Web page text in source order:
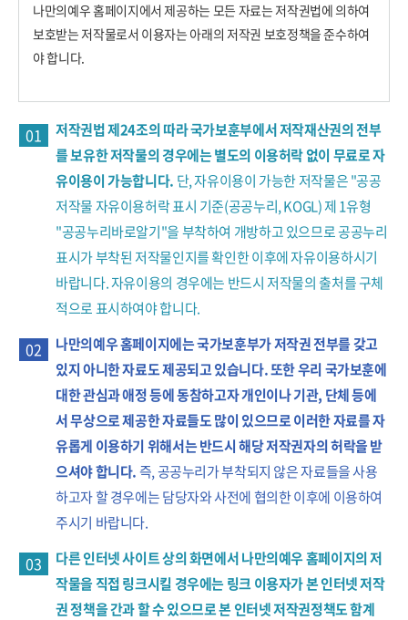
나만의예우 홈페이지에서 제공하는 모든 자료는 저작권법에 의하여
보호받는 저작물로서 이용자는 아래의 저작권 보호정책을 준수하여
야 합니다.
01
저작권법 제24조의 따라 국가보훈부에서 저작재산권의 전부
를 보유한 저작물의 경우에는 별도의 이용허락 없이 무료로 자
유이용이 가능합니다. 단, 자유이용이 가능한 저작물은 "공공
저작물 자유이용허락 표시 기준(공공누리, KOGL) 제 1유형
"공공누리바로알기"을 부착하여 개방하고 있으므로 공공누리
표시가 부착된 저작물인지를 확인한 이후에 자유이용하시기
바랍니다. 자유이용의 경우에는 반드시 저작물의 출처를 구체
적으로 표시하여야 합니다.
02
나만의예우 홈페이지에는 국가보훈부가 저작권 전부를 갖고
있지 아니한 자료도 제공되고 있습니다. 또한 우리 국가보훈에
대한 관심과 애정 등에 동참하고자 개인이나 기관, 단체 등에
서 무상으로 제공한 자료들도 많이 있으므로 이러한 자료를 자
유롭게 이용하기 위해서는 반드시 해당 저작권자의 허락을 받
으셔야 합니다.즉, 공공누리가 부착되지 않은 자료들을 사용
하고자 할 경우에는 담당자와 사전에 협의한 이후에 이용하여
주시기 바랍니다.
03
다른 인터넷 사이트 상의 화면에서 나만의예우 홈페이지의 저
작물을 직접 링크시킬 경우에는 링크 이용자가 본 인터넷 저작
권 정책을 간과 할 수 있으므로 본 인터넷 저작권정책도 함계